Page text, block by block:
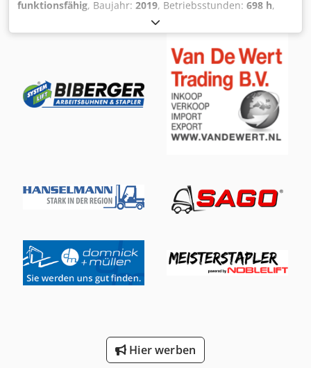
funktionsfähig, Baujahr: 2019, Betriebsstunden: 698 h,
, Hubhöhe:2.924 mm
elektrisch, Masttyp:Simplex, Bauhöhe:1.940 mm,
, Deichselstapler Masttyp: Standard
Cedpfxsycadyj Agyjha Zustand: Einsatzbereit und voll
funktionsfähig Zustand Technisch: gut Batterie Volt: 24V
Hier werben